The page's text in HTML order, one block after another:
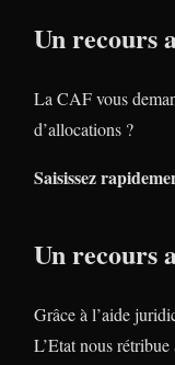
Un recours
La CAF vous
d’allocations ?
Saisissez
Un recours
Grâce à l’aide
L’Etat nous